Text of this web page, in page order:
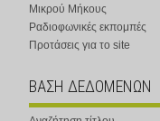
Μικρού Μήκους
Ραδιοφωνικές εκπομπές
Προτάσεις για το site
ΒΑΣΗ ΔΕΔΟΜΕΝΩΝ